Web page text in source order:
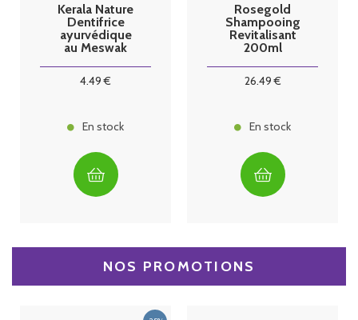
Kerala Nature
Dentifrice
ayurvédique
au Meswak
4.49 €
En stock
Rosegold
Shampooing
Revitalisant
200ml
26.49€
En stock
NOS PROMOTIONS